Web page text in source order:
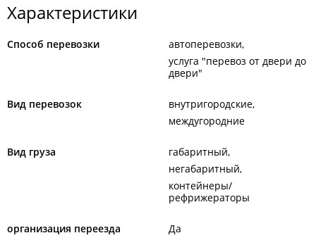
Характеристики
Способ перевозки
автоперевозки
услуга "перевоз от двери до
двери"
Вид перевозок
внутригородские
междугородние
Вид груза
габаритный
негабаритный
контейнеры/
рефрижераторы
организация переезда Да